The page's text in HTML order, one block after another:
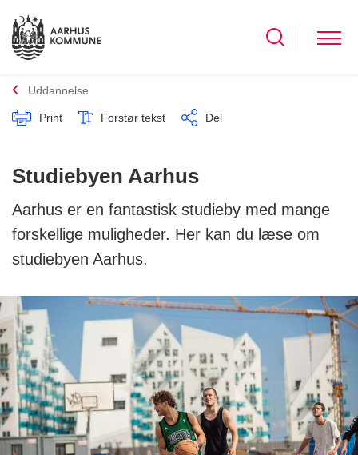
Uddannelse
Print Forstør tekst Del
Studiebyen Aarhus
Aarhus er en fantastisk studieby med mange
forskellige muligheder. Her kan du læse om
studiebyen Aarhus.